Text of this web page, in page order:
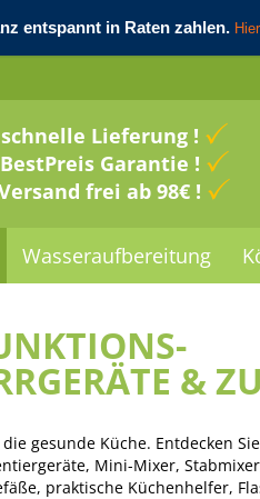
schnelle Lieferung !
BestPreis Garantie !
frei ab 98€ !
Wasseraufbereitung
&
gesunde Küche. Entdecken
Mini-Mixer,
praktische Küchenhelfer,